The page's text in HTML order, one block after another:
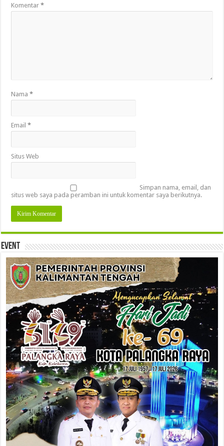
Komentar*
Nama*
Email*
Situs Web
Simpan nama, email, dan
situs web saya pada peramban ini untuk komentar saya berikutnya.
Event